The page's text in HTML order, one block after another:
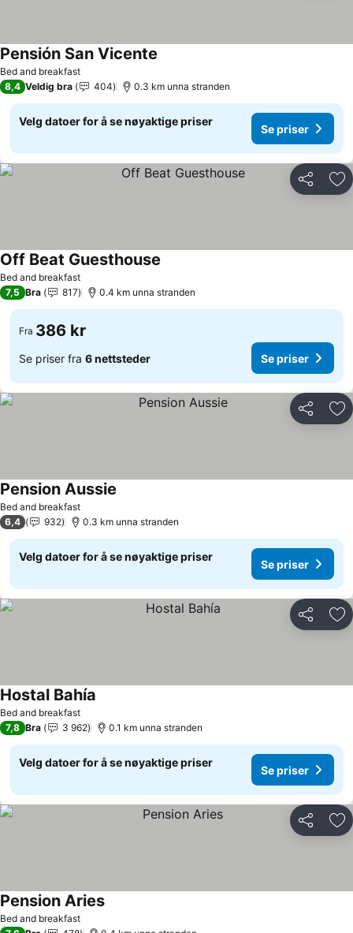
Bed and breakfast
Pensión San Vicente
8,4 Veldig bra 404 0.3 km unna stranden
Velg datoer for å se nøyaktige priser
Se priser
Del
Bed and breakfast
Off Beat Guesthouse
7,5 Bra 817 0.4 km unna stranden
Fra 386 kr
Se priser fra 6 nettsteder Se priser
Del
Bed and breakfast
Pension Aussie
6,4 932 0.3 km unna stranden
Velg datoer for å se nøyaktige priser
Se priser
Del
Bed and breakfast
Hostal Bahía
7,8 Bra 3 962 0.1 km unna stranden
Velg datoer for å se nøyaktige priser
Se priser
Del
Bed and breakfast
Pension AriesSe priser